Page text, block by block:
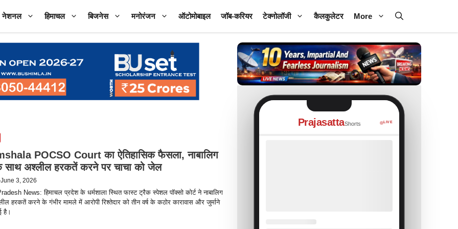
नेशनल हिमाचल बिजनेस मनोरंजन ऑटोमोबाइल जॉब-करियर टेक्नोलॉजी कैलकुलेटर More
POCSO Court का ऐतिहासिक फैसला, नाबालिग
साथ अश्लील हरकतें करने पर चाचा को जेल
June 3, 2026
News: हिमाचल प्रदेश के धर्मशाला स्थित फास्ट ट्रैक स्पेशल पॉक्सो कोर्ट ने नाबालिग
हरकतें करने के गंभीर मामले में आरोपी रिश्तेदार को तीन वर्ष के कठोर कारावास और जुर्माने
है।
PrajasattaShorts LIVE